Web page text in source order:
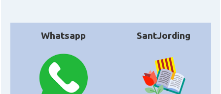
Whatsapp SantJording